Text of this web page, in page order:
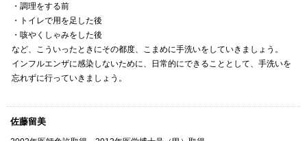
・調理をする前
・トイレで用を足した後
・咳やくしゃみをした後
など、こういったときにその都度、こまめに手洗いをしていきましょう。
インフルエンザに感染しないために、日常的にできることとして、手洗いを
忘れずに行っていきましょう。
佐藤留美